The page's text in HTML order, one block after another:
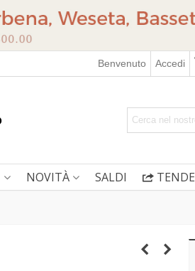
Benvenuto Accedi
NOVITÀ SALDI TENDE